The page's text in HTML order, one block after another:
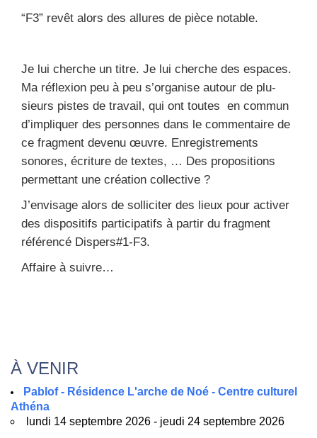
“F3” revêt alors des allures de pièce notable.
Je lui cherche un titre. Je lui cherche des espaces.
Ma réflexion peu à peu s’or­ga­nise autour de plu­
sieurs pistes de tra­vail, qui ont toutes en com­mun
d’impliquer des per­sonnes dans le com­men­taire de
ce frag­ment deve­nu œuvre. Enre­gis­tre­ments
sonores, écri­ture de textes, … Des pro­po­si­tions
per­met­tant une créa­tion col­lec­tive ?
J’envisage alors de sol­li­ci­ter des lieux pour acti­ver
des dis­po­si­tifs par­ti­ci­pa­tifs à par­tir du frag­ment
réfé­ren­cé Dispers#1‑F3.
Affaire à suivre…
À VENIR
Pablof - Résidence L'arche de Noé - Centre culturel
Athéna
lundi 14 septembre 2026 - jeudi 24 septembre 2026